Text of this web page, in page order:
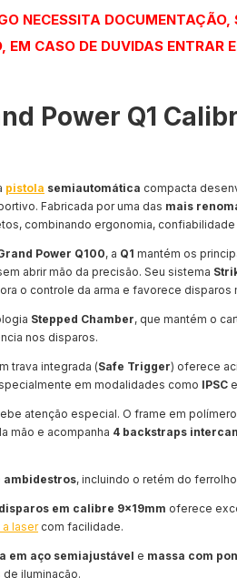
NECESSITA
EM CASO DE DUVIDAS
Power Q1
pistola semiautomática compacta
Fabricada por uma das mais
combinando ergonomia,
Power Q100, a Q1 mantém os
abrir mão da precisão. Seu sistema
o controle da arma e favorece disparos
Stepped Chamber, que mantém o
nos disparos.
trava integrada (Safe Trigger) oferece
em modalidades como IPSC e
atenção especial. O frame em
mão e acompanha 4 backstraps
ambidestros, incluindo o retém do
disparos em calibre 9x19mm oferece
a lasercom facilidade.
em aço semiajustável e massa com
iluminação.